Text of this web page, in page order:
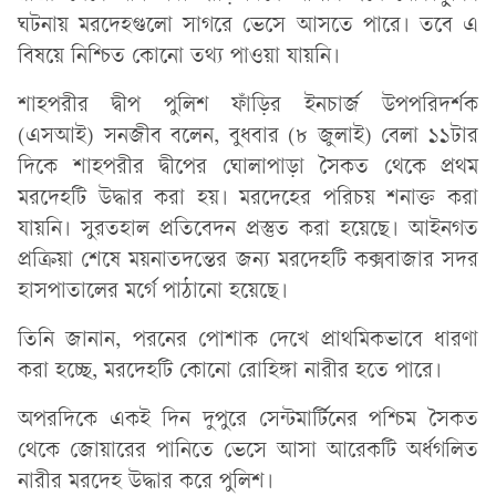
ঘটনায় মরদেহগুলো সাগরে ভেসে আসতে পারে। তবে এ
বিষয়ে নিশ্চিত কোনো তথ্য পাওয়া যায়নি।
শাহপরীর দ্বীপ পুলিশ ফাঁড়ির ইনচার্জ উপপরিদর্শক
(এসআই) সনজীব বলেন, বুধবার (৮ জুলাই) বেলা ১১টার
দিকে শাহপরীর দ্বীপের ঘোলাপাড়া সৈকত থেকে প্রথম
মরদেহটি উদ্ধার করা হয়। মরদেহের পরিচয় শনাক্ত করা
যায়নি। সুরতহাল প্রতিবেদন প্রস্তুত করা হয়েছে। আইনগত
প্রক্রিয়া শেষে ময়নাতদন্তের জন্য মরদেহটি কক্সবাজার সদর
হাসপাতালের মর্গে পাঠানো হয়েছে।
তিনি জানান, পরনের পোশাক দেখে প্রাথমিকভাবে ধারণা
করা হচ্ছে, মরদেহটি কোনো রোহিঙ্গা নারীর হতে পারে।
অপরদিকে একই দিন দুপুরে সেন্টমার্টিনের পশ্চিম সৈকত
থেকে জোয়ারের পানিতে ভেসে আসা আরেকটি অর্ধগলিত
নারীর মরদেহ উদ্ধার করে পুলিশ।